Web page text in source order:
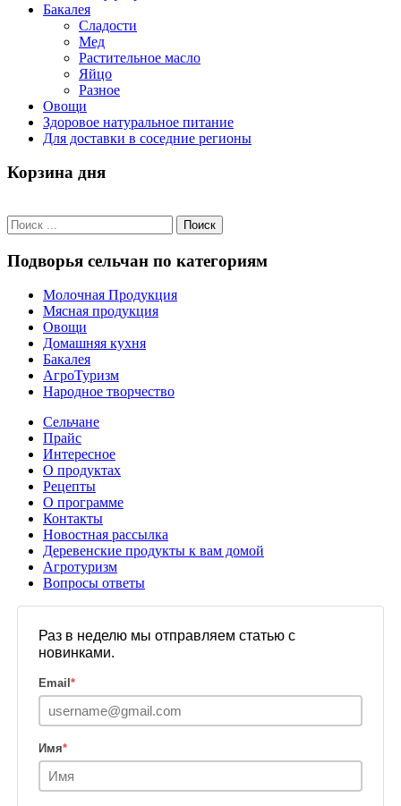
Бакалея
Сладости
Мед
Растительное масло
Яйцо
Разное
Овощи
Здоровое натуральное питание
Для доставки в соседние регионы
Корзина дня
Подворья сельчан по категориям
Молочная Продукция
Мясная продукция
Овощи
Домашняя кухня
Бакалея
АгроТуризм
Народное творчество
Сельчане
Прайс
Интересное
О продуктах
Рецепты
О программе
Контакты
Новостная рассылка
Деревенские продукты к вам домой
Агротуризм
Вопросы ответы
Раз в неделю мы отправляем статью с
новинками.
Email *
Имя*